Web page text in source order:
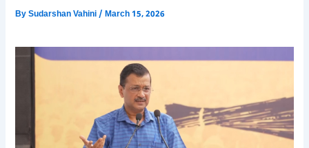
BySudarshan Vahini/March 15, 2026